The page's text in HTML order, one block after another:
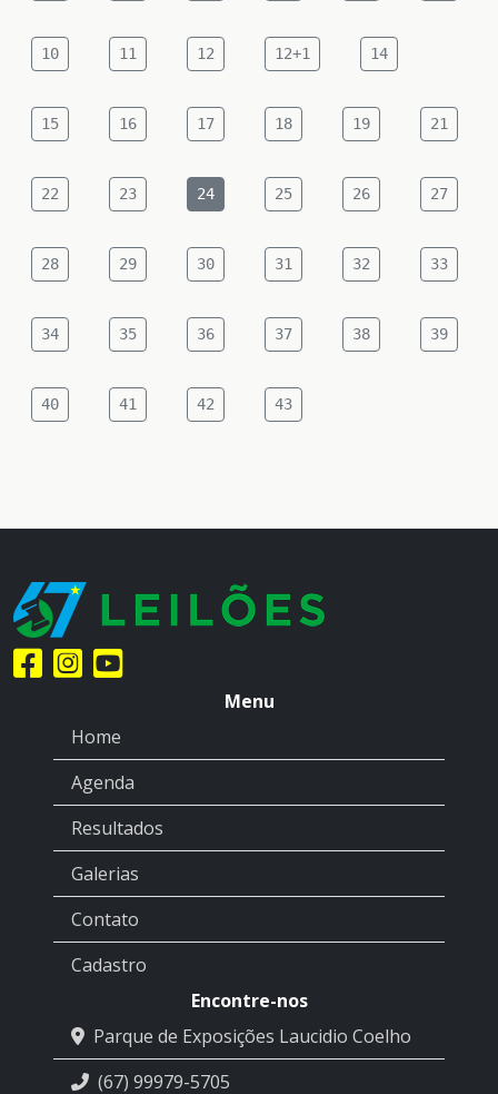
10 11 12 12+1 14
15 16 17 18 19 21
22 23 24 25 26 27
28 29 30 31 32 33
34 35 36 37 38 39
40 41 42 43
Menu
Home
Agenda
Resultados
Galerias
Contato
Cadastro
Encontre-nos
Parque de Exposições Laucidio Coelho
(67) 99979-5705